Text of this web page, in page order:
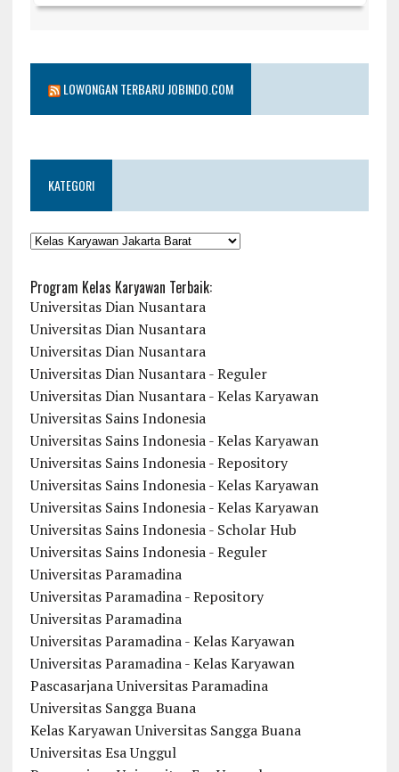
LOWONGAN TERBARU JOBINDO.COM
KATEGORI
KATEGORI
Program Kelas Karyawan Terbaik:
Universitas Dian Nusantara
Universitas Dian Nusantara
Universitas Dian Nusantara
Universitas Dian Nusantara - Reguler
Universitas Dian Nusantara - Kelas Karyawan
Universitas Sains Indonesia
Universitas Sains Indonesia - Kelas Karyawan
Universitas Sains Indonesia - Repository
Universitas Sains Indonesia - Kelas Karyawan
Universitas Sains Indonesia - Kelas Karyawan
Universitas Sains Indonesia - Scholar Hub
Universitas Sains Indonesia - Reguler
Universitas Paramadina
Universitas Paramadina - Repository
Universitas Paramadina
Universitas Paramadina - Kelas Karyawan
Universitas Paramadina - Kelas Karyawan
Pascasarjana Universitas Paramadina
Universitas Sangga Buana
Kelas Karyawan Universitas Sangga Buana
Universitas Esa Unggul